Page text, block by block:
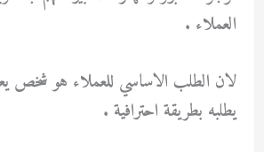
العملاء .
لان الطلب الاساسي للعملاء هو شخص
يطلبه بطريقة احترافية .